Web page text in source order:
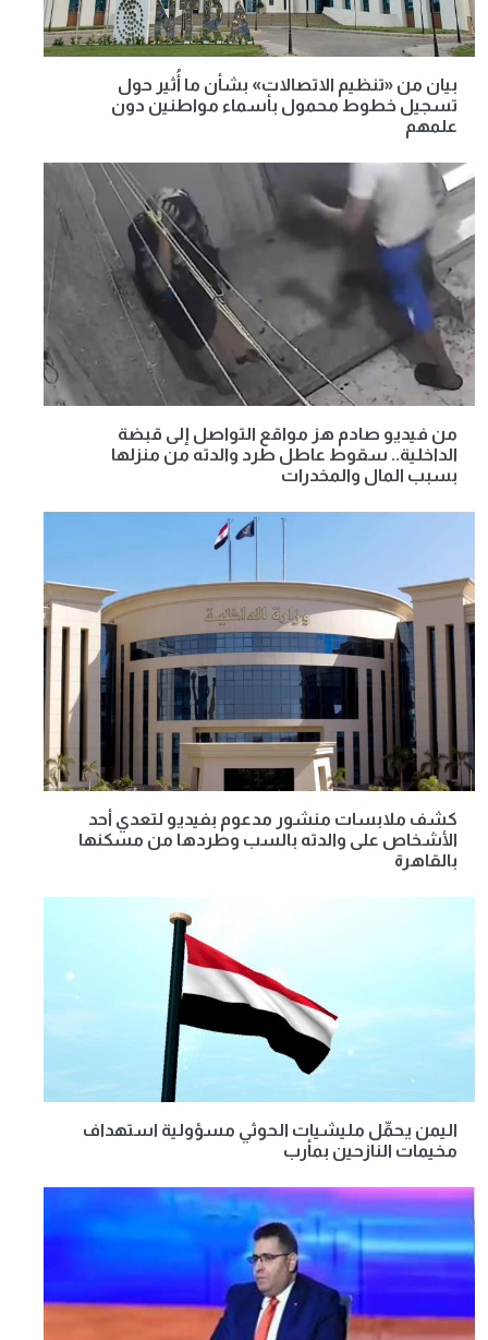
بيان من «تنظيم الاتصالات» بشأن ما أُثير حول
تسجيل خطوط محمول بأسماء مواطنين دون
علمهم
من فيديو صادم هز مواقع التواصل إلى قبضة
الداخلية.. سقوط عاطل طرد والدته من منزلها
بسبب المال والمخدرات
كشف ملابسات منشور مدعوم بفيديو لتعدي أحد
الأشخاص على والدته بالسب وطردها من مسكنها
بالقاهرة
اليمن يحمِّل مليشيات الحوثي مسؤولية استهداف
مخيمات النازحين بمأرب